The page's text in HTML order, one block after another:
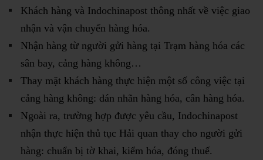
Khách hàng và Indochinapost thông nhất về việc giao
nhận và vận chuyển hàng hóa.
Nhận hàng từ người gửi hàng tại Trạm hàng hóa các
sân bay, cảng hàng không…
Thay mặt khách hàng thực hiện một số công việc tại
cảng hàng không: dán nhãn hàng hóa, cân hàng hóa.
Ngoài ra, trường hợp được yêu cầu, Indochinapost
nhận thực hiện thủ tục Hải quan thay cho người gửi
hàng: chuẩn bị tờ khai, kiểm hóa, đóng thuế.